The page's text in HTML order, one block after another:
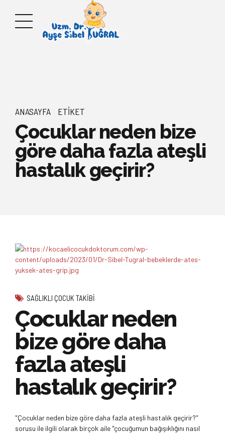
ANASAYFA ETIKET
Çocuklar neden bize
göre daha fazla ateşli
hastalık geçirir?
SAĞLIKLI ÇOCUK TAKIBI
Çocuklar neden
bize göre daha
fazla ateşli
hastalık geçirir?
"Çocuklar neden bize göre daha fazla ateşli hastalık geçirir?"
sorusu ile ilgili olarak birçok aile "çocuğumun bağışıklığını nasıl